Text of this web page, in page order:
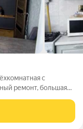
с
ремонт, большая
и посторонних